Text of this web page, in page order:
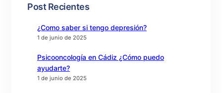
Post Recientes
¿Como saber si tengo depresión?
1 de junio de 2025
Psicooncología en Cádiz ¿Cómo puedo
ayudarte?
1 de junio de 2025